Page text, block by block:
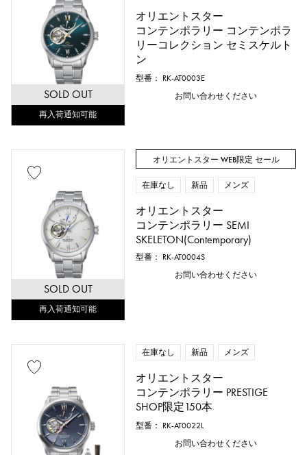
SOLD OUT
再入荷通知可能
オリエントスター
コンテンポラリー コンテンポラ
リーコレクション セミスケルト
ン
型番： RK-AT0003E
お問い合わせください
SOLD OUT
再入荷通知可能
オリエントスター WEB限定 セール
在庫なし 新品 メンズ
オリエントスター
コンテンポラリー SEMI
SKELETON(Contemporary)
型番： RK-AT0004S
お問い合わせください
在庫なし 新品 メンズ
オリエントスター
コンテンポラリー PRESTIGE
SHOP限定150本
型番： RK-AT0022L
お問い合わせください